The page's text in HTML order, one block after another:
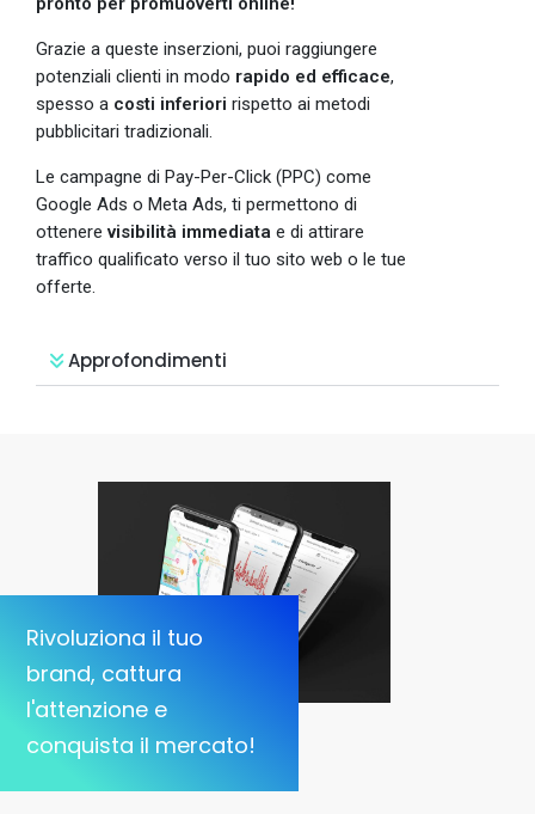
Grazie a queste inserzioni, puoi raggiungere
potenziali clienti in modo rapido ed efficace,
spesso a costi inferiori rispetto ai metodi
pubblicitari tradizionali.
Le campagne di Pay-Per-Click (PPC) come
Google Ads o Meta Ads, ti permettono di
ottenerevisibilità immediata e di attirare
traffico qualificato verso il tuo sito web o le tue
offerte.
Approfondimenti
Rivoluziona il tuo
brand, cattura
l'attenzione e
conquista il mercato!